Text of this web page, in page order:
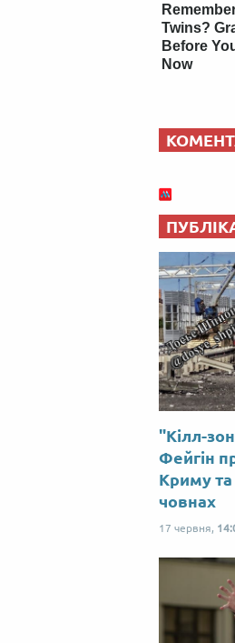
Twins?
Before
Now
"Кілл-
Фейгін
Криму та
човнах
17 червня,